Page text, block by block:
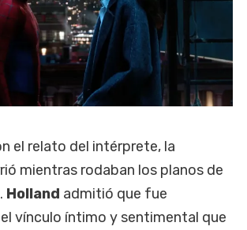
el relato del intérprete, la
mientras rodaban los planos de
Holland admitió que fue
vínculo íntimo y sentimental que